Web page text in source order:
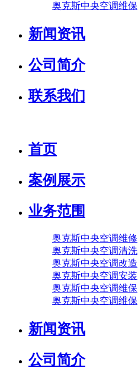
奥克斯中央空调维保
新闻资讯
公司简介
联系我们
首页
案例展示
业务范围
奥克斯中央空调维修
奥克斯中央空调清洗
奥克斯中央空调改造
奥克斯中央空调安装
奥克斯中央空调维保
奥克斯中央空调维保
新闻资讯
公司简介